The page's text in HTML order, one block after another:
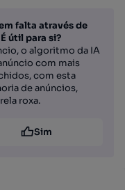
falta através de
útil para si?
o algoritmo da IA
com mais
com esta
de anúncios,
roxa.
Sim